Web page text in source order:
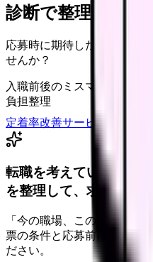
診断で整理できます
応募時に期待した働き方と
せんか？
入職前後のミスマッチ 初月
負担整理
定着率改善サービスを相談
転職を考えている看護
を整理して、求人を見
「今の職場、このままでい
票の条件と応募前に確認し
ださい。